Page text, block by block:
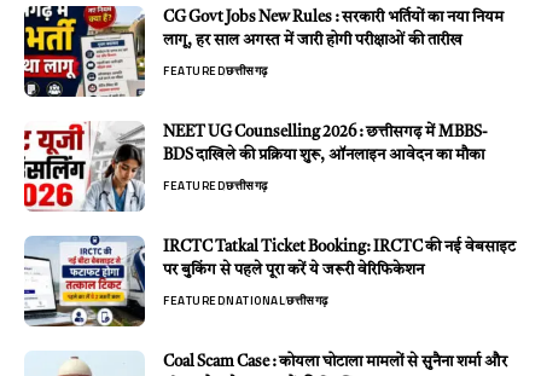
CG Govt Jobs New Rules : सरकारी भर्तियों का नया नियम
लागू, हर साल अगस्त में जारी होगी परीक्षाओं की तारीख
FEATUREDछत्तीसगढ़
NEET UG Counselling 2026 : छत्तीसगढ़ में MBBS-
BDS दाखिले की प्रक्रिया शुरू, ऑनलाइन आवेदन का मौका
FEATUREDछत्तीसगढ़
IRCTC Tatkal Ticket Booking: IRCTC की नई वेबसाइट
पर बुकिंग से पहले पूरा करें ये जरूरी वेरिफिकेशन
FEATUREDNATIONALछत्तीसगढ़
Coal Scam Case : कोयला घोटाला मामलों से सुनैना शर्मा और